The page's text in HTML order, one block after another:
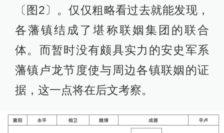
〔图2〕。仅仅粗略看过去就能发现，
各藩镇结成了堪称联姻集团的联合
体。而暂时没有颇具实力的安史军系
藩镇卢龙节度使与周边各镇联姻的证
据，这一点将在后文考察。